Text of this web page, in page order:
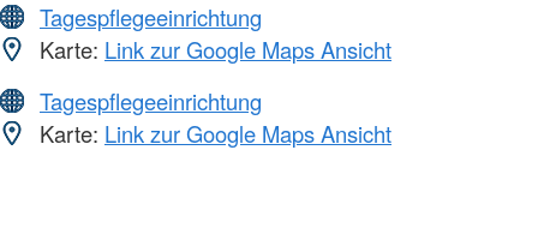
Tagespflegeeinrichtung
Karte: Link zur Google Maps Ansicht
Tagespflegeeinrichtung
Karte: Link zur Google Maps Ansicht